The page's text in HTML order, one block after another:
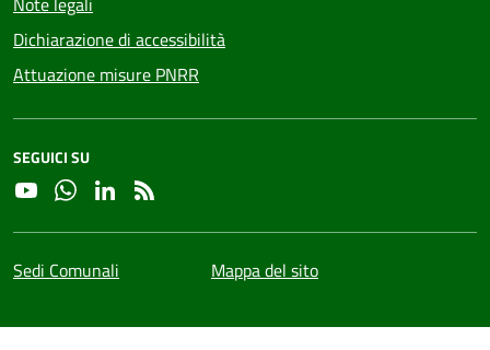
Dichiarazione di accessibilità
Attuazione misure PNRR
SEGUICI SU
YouTubeWhatsapp
Linkedin
Sedi Comunali Mappa del sito